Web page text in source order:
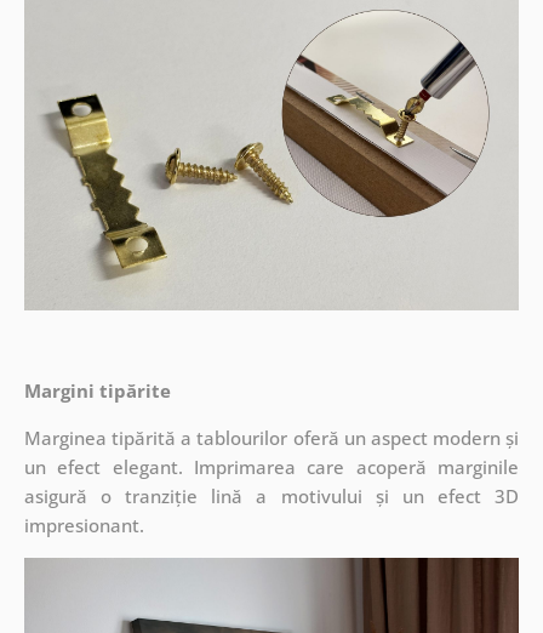
Margini tipărite
Marginea tipărită a tablourilor oferă un aspect modern și
un efect elegant. Imprimarea care acoperă marginile
asigură o tranziție lină a motivului și un efect 3D
impresionant.